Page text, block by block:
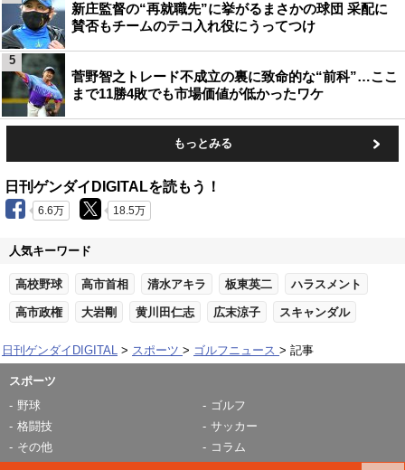
新庄監督の“再就職先”に挙がるまさかの球団 采配に
賛否もチームのテコ入れ役にうってつけ
菅野智之トレード不成立の裏に致命的な“前科”…ここ
まで11勝4敗でも市場価値が低かったワケ
5
もっとみる
日刊ゲンダイDIGITALを読もう！
6.6万 18.5万
人気キーワード
高校野球 高市首相 清水アキラ 板東英二 ハラスメント
高市政権 大岩剛 黄川田仁志 広末涼子 スキャンダル
日刊ゲンダイDIGITAL スポーツ ゴルフニュース 記事
スポーツ
野球
ゴルフ
格闘技
サッカー
その他
コラム